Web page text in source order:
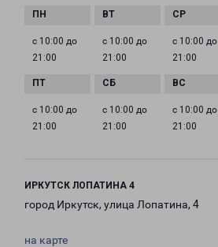
с 10:00 до
21:00
с 10:00 до
21:00
с 10:00 до
21:00
с 10:00 до
21:00
с 10:00 до
21:00
с 10:00 до
21:00
ИРКУТСК ЛОПАТИНА 4
город Иркутск, улица Лопатина, 4
на карте